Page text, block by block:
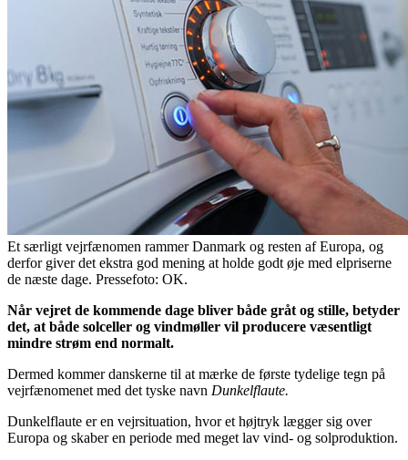
Et særligt vejrfænomen rammer Danmark og resten af Europa, og
derfor giver det ekstra god mening at holde godt øje med elpriserne
de næste dage. Pressefoto: OK.
Når vejret de kommende dage bliver både gråt og stille, betyder
det, at både solceller og vindmøller vil producere væsentligt
mindre strøm end normalt.
Dermed kommer danskerne til at mærke de første tydelige tegn på
vejrfænomenet med det tyske navn Dunkelflaute.
Dunkelflaute er en vejrsituation, hvor et højtryk lægger sig over
Europa og skaber en periode med meget lav vind- og solproduktion.